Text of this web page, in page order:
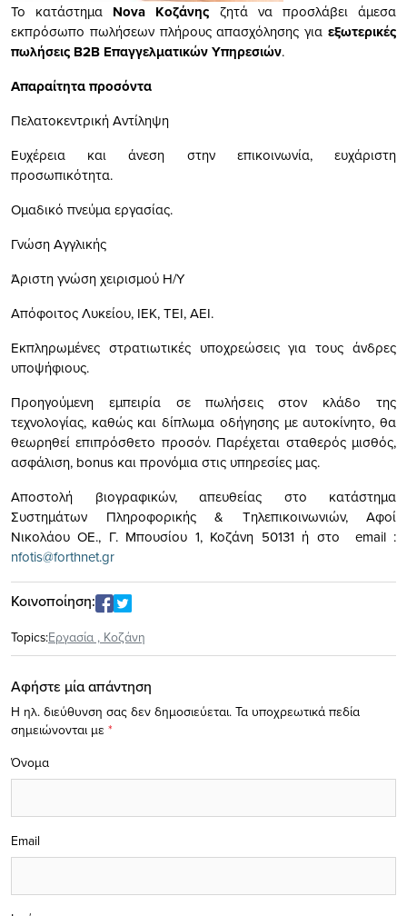
Το κατάστημα Nova Κοζάνης ζητά να προσλάβει άμεσα
εκπρόσωπο πωλήσεων πλήρους απασχόλησης για εξωτερικές
πωλήσεις B2B Επαγγελματικών Υπηρεσιών.
Απαραίτητα προσόντα
Πελατοκεντρική Αντίληψη
Ευχέρεια και άνεση στην επικοινωνία, ευχάριστη
προσωπικότητα.
Ομαδικό πνεύμα εργασίας.
Γνώση Αγγλικής
Άριστη γνώση χειρισμού Η/Υ
Απόφοιτος Λυκείου, ΙΕΚ, ΤΕΙ, ΑΕΙ.
Εκπληρωμένες στρατιωτικές υποχρεώσεις για τους άνδρες
υποψήφιους.
Προηγούμενη εμπειρία σε πωλήσεις στον κλάδο της
τεχνολογίας, καθώς και δίπλωμα οδήγησης με αυτοκίνητο, θα
θεωρηθεί επιπρόσθετο προσόν. Παρέχεται σταθερός μισθός,
ασφάλιση, bonus και προνόμια στις υπηρεσίες μας.
Αποστολή βιογραφικών, απευθείας στο κατάστημα
Συστημάτων Πληροφορικής & Τηλεπικοινωνιών, Αφοί
Νικολάου ΟΕ., Γ. Μπουσίου 1, Κοζάνη 50131 ή στο email :
nfotis@forthnet.gr
Κοινοποίηση:
Topics:Eργασία , Κοζάνη
Αφήστε μία απάντηση
Η ηλ. διεύθυνση σας δεν δημοσιεύεται. Τα υποχρεωτικά πεδία
σημειώνονται με *
Όνομα
Email